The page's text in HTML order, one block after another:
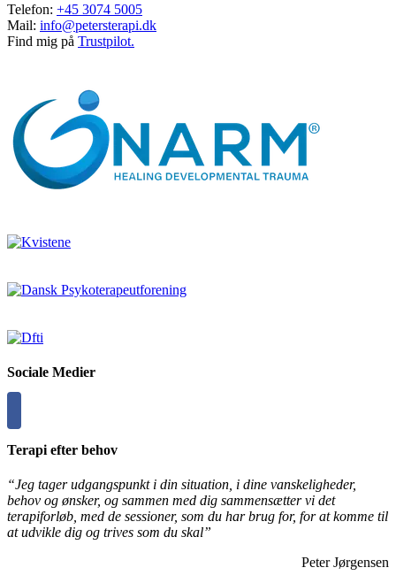
Telefon: +45 3074 5005
Mail: info@petersterapi.dk
Find mig på Trustpilot.
Sociale Medier
Terapi efter behov
“Jeg tager udgangspunkt i din situation, i dine vanskeligheder,
behov og ønsker, og sammen med dig sammensætter vi det
terapiforløb, med de sessioner, som du har brug for, for at komme til
at udvikle dig og trives som du skal”
Peter Jørgensen